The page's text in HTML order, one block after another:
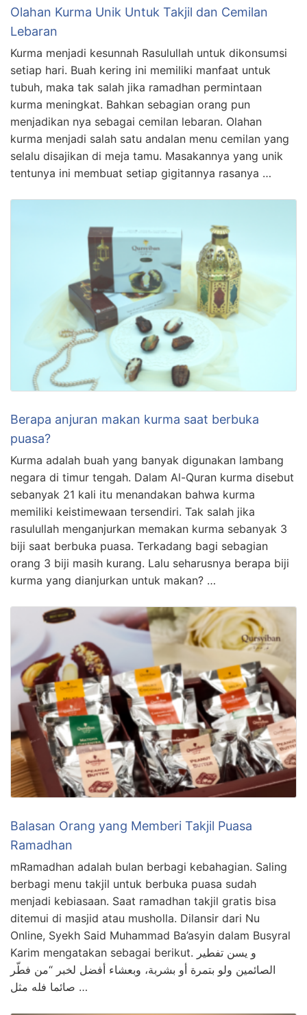
Olahan Kurma Unik Untuk Takjil dan Cemilan
Lebaran
Kurma menjadi kesunnah Rasulullah untuk dikonsumsi
setiap hari. Buah kering ini memiliki manfaat untuk
tubuh, maka tak salah jika ramadhan permintaan
kurma meningkat. Bahkan sebagian orang pun
menjadikan nya sebagai cemilan lebaran. Olahan
kurma menjadi salah satu andalan menu cemilan yang
selalu disajikan di meja tamu. Masakannya yang unik
tentunya ini membuat setiap gigitannya rasanya …
Berapa anjuran makan kurma saat berbuka
puasa?
Kurma adalah buah yang banyak digunakan lambang
negara di timur tengah. Dalam Al-Quran kurma disebut
sebanyak 21 kali itu menandakan bahwa kurma
memiliki keistimewaan tersendiri. Tak salah jika
rasulullah menganjurkan memakan kurma sebanyak 3
biji saat berbuka puasa. Terkadang bagi sebagian
orang 3 biji masih kurang. Lalu seharusnya berapa biji
kurma yang dianjurkan untuk makan? …
Balasan Orang yang Memberi Takjil Puasa
Ramadhan
mRamadhan adalah bulan berbagi kebahagian. Saling
berbagi menu takjil untuk berbuka puasa sudah
menjadi kebiasaan. Saat ramadhan takjil gratis bisa
ditemui di masjid atau musholla. Dilansir dari Nu
Online, Syekh Said Muhammad Ba’asyin dalam Busyral
Karim mengatakan sebagai berikut. و يسن تفطير
الصائمين ولو بتمرة أو بشربة، وبعشاء أفضل لخبر “من فطّر
صائما فله مثل …